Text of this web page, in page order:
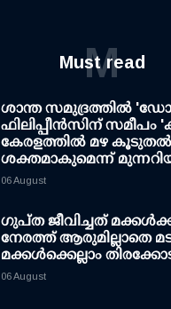
Must read
M
ശാന്ത സമുദ്രത്തില്‍
ഫിലിപ്പീന്‍സിന് സമീപം
കേരളത്തില്‍ മഴ കൂടുതല്‍
ശക്തമാകുമെന്ന്
06 August
ഗുപ്ത ജീവിച്ചത്
നേരത്ത് ആരുമില്ലാതെ
മക്കള്‍ക്കെല്ലാം
06 August